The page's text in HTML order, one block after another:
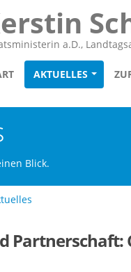
a.D.,
AKTUELLES
Blick.